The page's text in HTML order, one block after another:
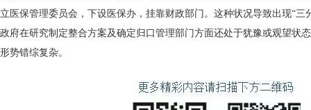
立医保管理委员会，下设医保办，挂靠财政部门。这种状况导致出现“三
政府在研究制定整合方案及确定归口管理部门方面还处于犹豫或观望状
形势错综复杂。